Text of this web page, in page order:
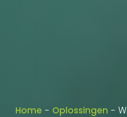
Home - Oplossingen -